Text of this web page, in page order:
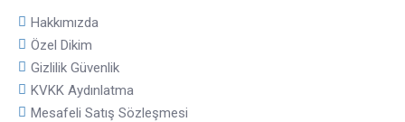
Hakkımızda
Özel Dikim
Gizlilik Güvenlik
KVKK Aydınlatma
Mesafeli Satış Sözleşmesi